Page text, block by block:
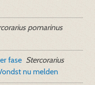
pomarinus
fase Stercorarius
nu melden